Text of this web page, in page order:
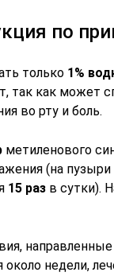
по
только 1%
так как может
во рту и боль.
метиленового
(на пузыри
15 раз в сутки).
недели,